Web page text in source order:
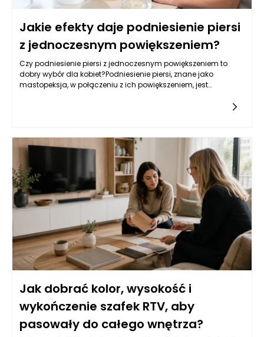
Jakie efekty daje podniesienie piersi
z jednoczesnym powiększeniem?
Czy podniesienie piersi z jednoczesnym powiększeniem to
dobry wybór dla kobiet?Podniesienie piersi, znane jako
mastopeksja, w połączeniu z ich powiększeniem, jest
Jak dobrać kolor, wysokość i
wykończenie szafek RTV, aby
pasowały do całego wnętrza?